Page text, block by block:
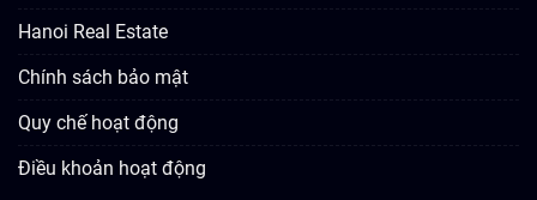
Hanoi Real Estate
Chính sách bảo mật
Quy chế hoạt động
Điều khoản hoạt động